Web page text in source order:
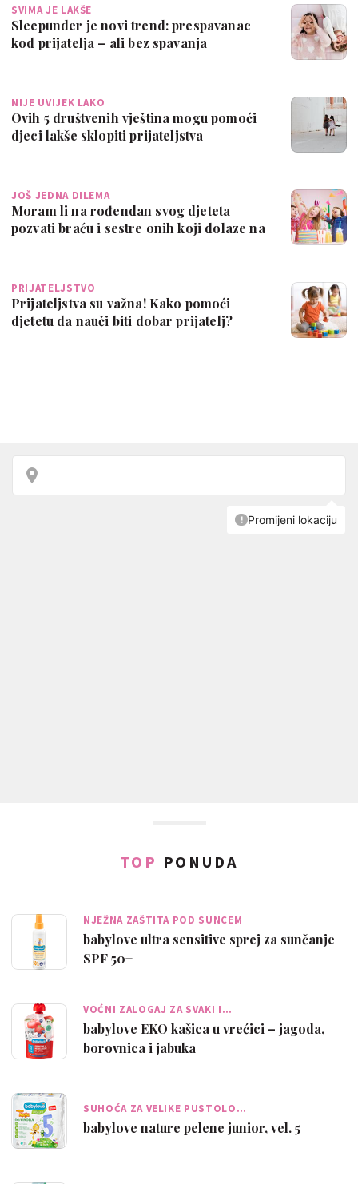
SVIMA JE LAKŠE
Sleepunder je novi trend: prespavanac
kod prijatelja – ali bez spavanja
NIJE UVIJEK LAKO
Ovih 5 društvenih vještina mogu pomoći
djeci lakše sklopiti prijateljstva
JOŠ JEDNA DILEMA
Moram li na rođendan svog djeteta
pozvati braću i sestre onih koji dolaze na
PRIJATELJSTVO
Prijateljstva su važna! Kako pomoći
djetetu da nauči biti dobar prijatelj?
TOP PONUDA
NJEŽNA ZAŠTITA POD SUNCEM
babylove ultra sensitive sprej za sunčanje
SPF 50+
VOĆNI ZALOGAJ ZA SVAKI I…
babylove EKO kašica u vrećici – jagoda,
borovnica i jabuka
SUHOĆA ZA VELIKE PUSTOLO…
babylove nature pelene junior, vel. 5